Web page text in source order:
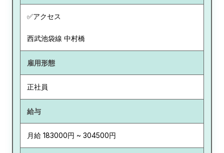
✅アクセス
西武池袋線 中村橋
雇用形態
正社員
給与
月給 183000円 ~ 304500円